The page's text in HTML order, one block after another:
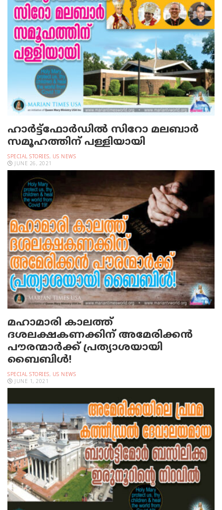
ഹാര്‍ട്ട്‌ഫോര്‍ഡില്‍ സിറോ മലബാര്‍
സമൂഹത്തിന് പള്ളിയായി
SPECIAL STORIES, US NEWS
JUNE 26, 2021
മഹാമാരി കാലത്ത്
ദശലക്ഷകണക്കിന് അമേരിക്കന്‍
പൗരന്മാര്‍ക്ക് പ്രത്യാശയായി
ബൈബിള്‍!
SPECIAL STORIES, US NEWS
JUNE 1, 2021